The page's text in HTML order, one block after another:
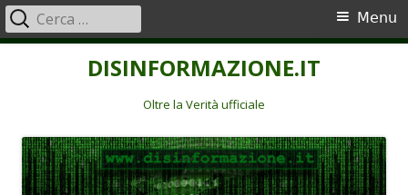
DISINFORMAZIONE.IT
Oltre la Verità ufficiale
Menu
principale
Menu
Ricerca
per: